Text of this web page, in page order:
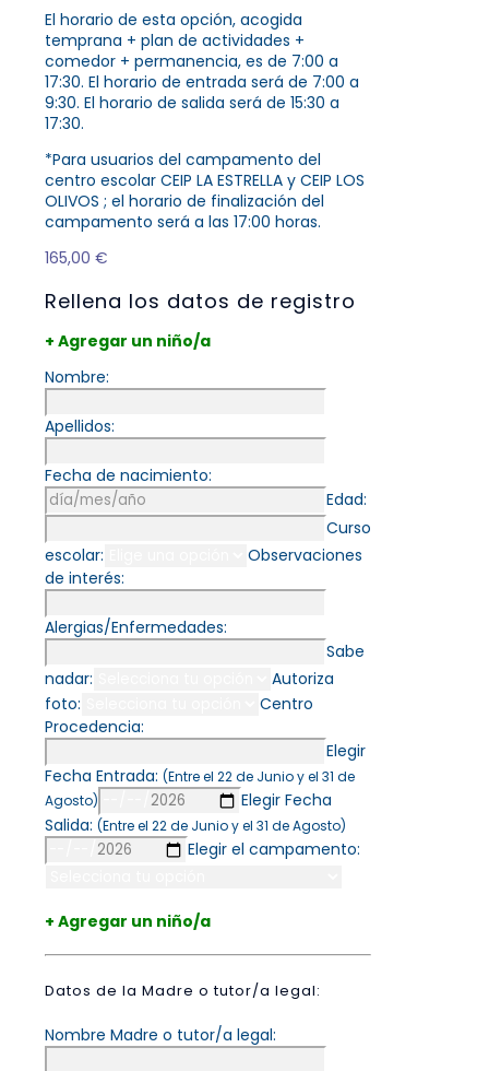
El horario de esta opción, acogida
temprana + plan de actividades +
comedor + permanencia, es de 7:00 a
17:30. El horario de entrada será de 7:00 a
9:30. El horario de salida será de 15:30 a
17:30.
*Para usuarios del campamento del
centro escolar CEIP LA ESTRELLA y CEIP LOS
OLIVOS ; el horario de finalización del
campamento será a las 17:00 horas.
165,00 €
Rellena los datos de registro
+ Agregar un niño/a
Nombre:
Apellidos:
Fecha de nacimiento:
Edad:
Curso
escolar:
Observaciones
de interés:
Alergias/Enfermedades:
Sabe
nadar:
Autoriza
foto:
Centro
Procedencia:
Elegir
Fecha Entrada: (Entre el 22 de Junio y el 31 de
Agosto)
Elegir Fecha
Salida: (Entre el 22 de Junio y el 31 de Agosto)
Elegir el campamento:
+ Agregar un niño/a
Datos de la Madre o tutor/a legal:
Nombre Madre o tutor/a legal: